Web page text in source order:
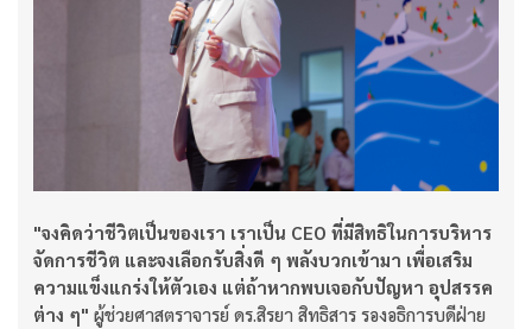
"จงคิดว่าชีวิตเป็นของเรา เราเป็น CEO ที่มีสิทธิในการบริหาร
จัดการชีวิต และจงเลือกรับสิ่งดี ๆ พลังบวกเข้ามา เพื่อเสริม
ความแข็งแกร่งให้ตัวเอง แต่ถ้าหากพบเจอกับปัญหา อุปสรรค
ต่าง ๆ" ผู้ช่วยศาสตราจารย์ ดร.สิรยา สิทธิสาร รองอธิการบดีฝ่าย